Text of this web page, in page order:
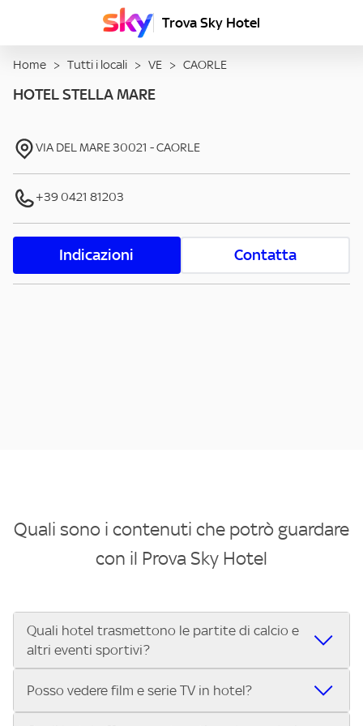
Trova Sky Hotel
Home > Tutti i locali > VE > CAORLE
HOTEL STELLA MARE
VIA DEL MARE30021 -CAORLE
+39 0421 81203
Indicazioni Contatta
Quali sono i contenuti che potrò guardare
con il Prova Sky Hotel
Quali hotel trasmettono le partite di calcio e
altri eventi sportivi?
Se cerchi un hotel dove poter vedere le partite di Serie A,
Posso vedere film e serie TV in hotel?